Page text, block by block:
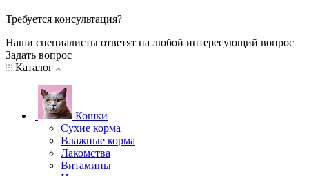
Требуется консультация?
Наши специалисты ответят на любой интересующий вопрос
Задать вопрос
Каталог
Кошки
Сухие корма
Влажные корма
Лакомства
Витамины